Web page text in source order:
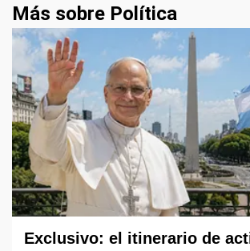
Más sobre Política
Exclusivo: el itinerario de